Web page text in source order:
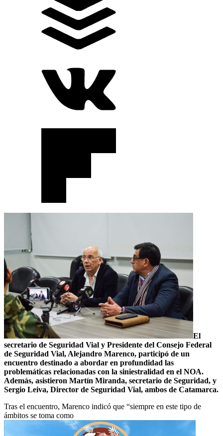
El
secretario de Seguridad Vial y Presidente del Consejo Federal
de Seguridad Vial, Alejandro Marenco, participó de un
encuentro destinado a abordar en profundidad las
problemáticas relacionadas con la siniestralidad en el NOA.
Además, asistieron Martín Miranda, secretario de Seguridad, y
Sergio Leiva, Director de Seguridad Vial, ambos de Catamarca.
Tras el encuentro, Marenco indicó que “siempre en este tipo de
ámbitos se toma como